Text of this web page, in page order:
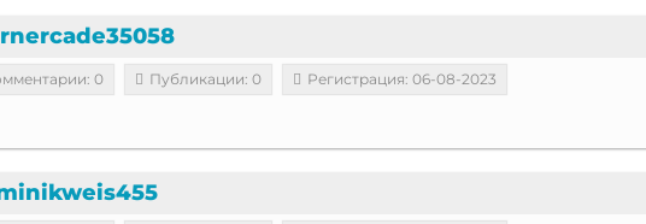
0 Публикации: 0 Регистрация: 06-08-2023